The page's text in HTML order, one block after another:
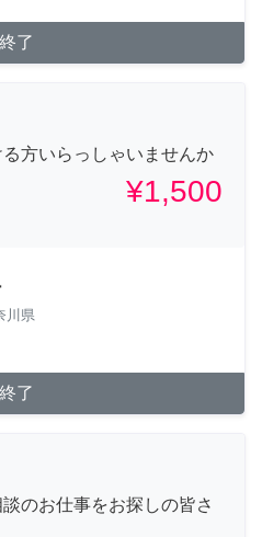
終了
方いらっしゃいませんか
¥1,500
川県
終了
のお仕事をお探しの皆さ